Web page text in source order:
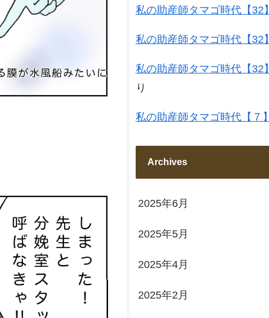
私の助産師タマゴ時代【32】
私の助産師タマゴ時代【32】
私の助産師タマゴ時代【32】
り
私の助産師タマゴ時代【７】
Archives
2025年6月
2025年5月
2025年4月
2025年2月